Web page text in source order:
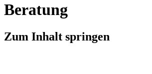
Beratung
Zum Inhalt springen